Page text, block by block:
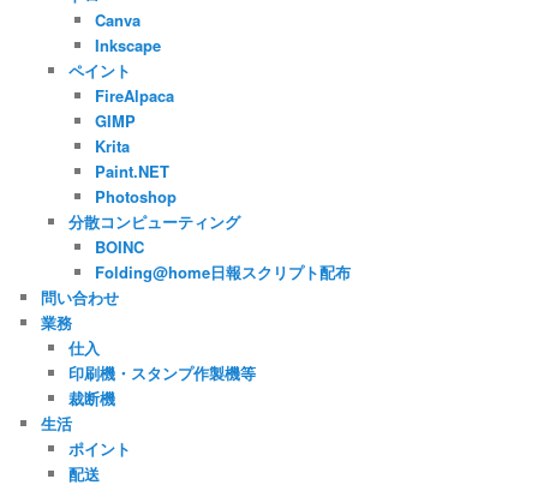
Canva
Inkscape
ペイント
FireAlpaca
GIMP
Krita
Paint.NET
Photoshop
分散コンピューティング
BOINC
Folding@home日報スクリプト配布
問い合わせ
業務
仕入
印刷機・スタンプ作製機等
裁断機
生活
ポイント
配送